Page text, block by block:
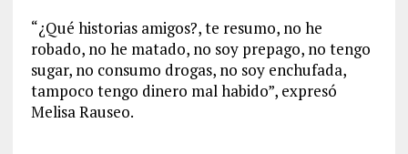
“¿Qué historias amigos?, te resumo, no he
robado, no he matado, no soy prepago, no tengo
sugar, no consumo drogas, no soy enchufada,
tampoco tengo dinero mal habido”, expresó
Melisa Rauseo.